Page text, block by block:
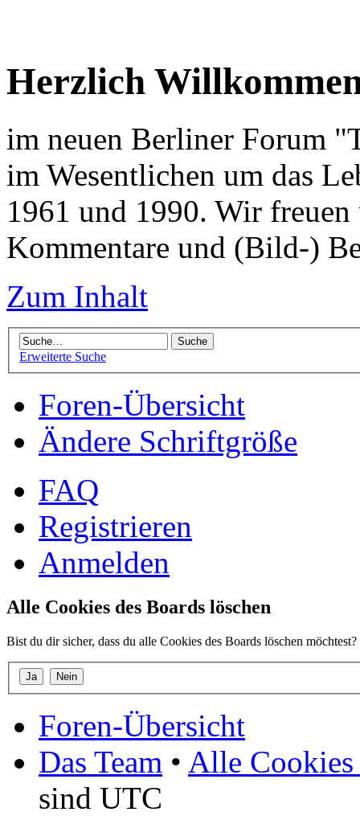
Herzlich
im neuen Berliner Forum
im Wesentlichen um das
1961 und 1990. Wir freuen
Kommentare und (Bild-)
Zum Inhalt
Erweiterte Suche
Foren-Übersicht
Ändere Schriftgröße
FAQ
Registrieren
Anmelden
Alle Cookies des Boards löschen
Bist du dir sicher, dass du alle Cookies des Boards löschen möchtest?
Foren-Übersicht
Das Team • Alle Cookies
sind UTC